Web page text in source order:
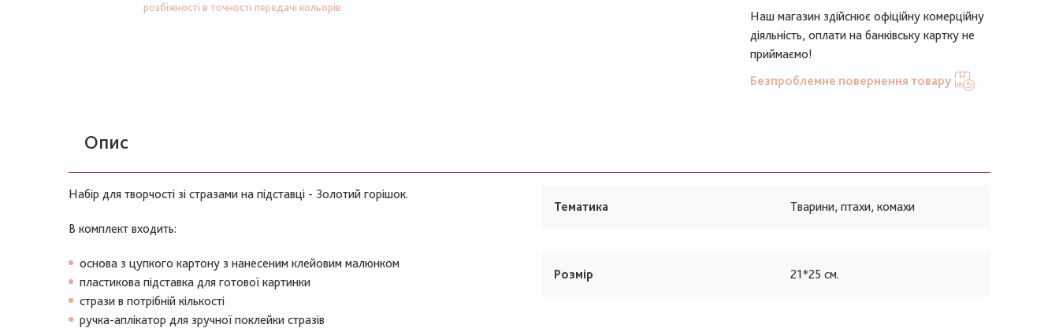
розбіжності в точності передачі кольорів
Наш магазин здійснює офіційну комерційну
діяльність, оплати на банківську картку не
приймаємо!
Безпроблемне повернення товару
Опис
Набір для творчості зі стразами на підставці - Золотий горішок.
В комплект входить:
основа з цупкого картону з нанесеним клейовим малюнком
пластикова підставка для готової картинки
стрази в потрібній кількості
ручка-аплікатор для зручної поклейки стразів
Тематика Тварини, птахи, комахи
Розмір 21*25 см.